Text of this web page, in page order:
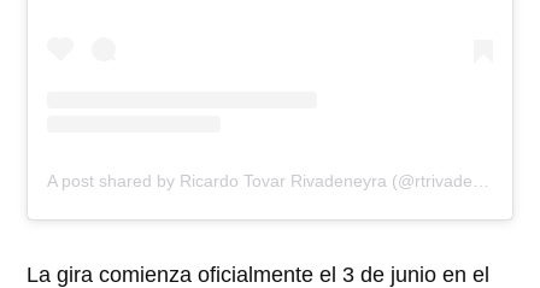
La gira comienza oficialmente el 3 de junio en el